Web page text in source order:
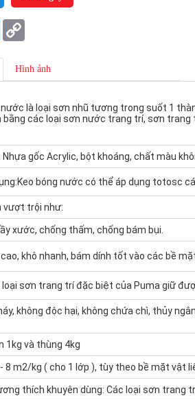
Messenger
Hình ảnh
nước là loại sơn nhũ tương trong suốt 1
các loại sơn nước trang trí, sơn trang
: Nhựa gốc Acrylic, bột khoáng, chất màu
:Keo bóng nước có thể áp dụng totosc
vượt trội như:
xước, chống thấm, chống bám bụi.
khô nhanh, bám dính tốt vào các bề
loại sơn trang trí đặc biệt của Puma giữ
không độc hại, không chứa chì, thủy
1kg và thùng 4kg
8 m2/kg ( cho 1 lớp ), tùy theo bề mặt vật
thích khuyên dùng: Các loại sơn trang